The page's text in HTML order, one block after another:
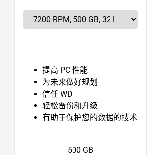
提高 PC 性能
为未来做好规划
信任 WD
轻松备份和升级
有助于保护您的数据的技术
500 GB